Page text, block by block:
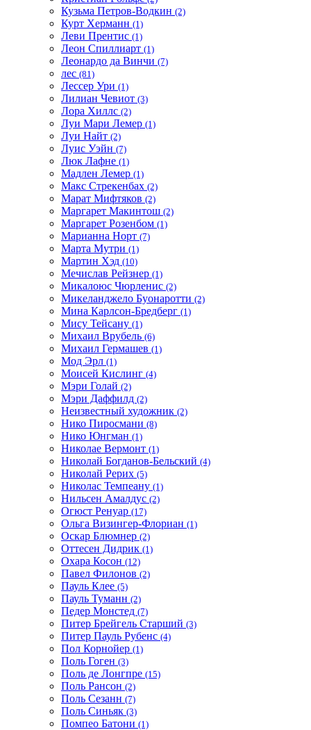
Кузьма Петров-Водкин (2)
Курт Херманн (1)
Леви Прентис (1)
Леон Спиллиарт (1)
Леонардо да Винчи (7)
лес (81)
Лессер Ури (1)
Лилиан Чевиот (3)
Лора Хиллс (2)
Луи Мари Лемер (1)
Луи Найт (2)
Луис Уэйн (7)
Люк Лафне (1)
Мадлен Лемер (1)
Макс Стрекенбах (2)
Марат Мифтяков (2)
Маргарет Макинтош (2)
Маргарет Розенбом (1)
Марианна Норт (7)
Марта Мутри (1)
Мартин Хэд (10)
Мечислав Рейзнер (1)
Микалоюс Чюрленис (2)
Микеланджело Буонаротти (2)
Мина Карлсон-Бредберг (1)
Мису Тейсану (1)
Михаил Врубель (6)
Михаил Гермашев (1)
Мод Эрл (1)
Моисей Кислинг (4)
Мэри Голай (2)
Мэри Даффилд (2)
Неизвестный художник (2)
Нико Пиросмани (8)
Нико Юнгман (1)
Николае Вермонт (1)
Николай Богданов-Бельский (4)
Николай Рерих (5)
Николас Темпеану (1)
Нильсен Амалдус (2)
Огюст Ренуар (17)
Ольга Визингер-Флориан (1)
Оскар Блюмнер (2)
Оттесен Дидрик (1)
Охара Косон (12)
Павел Филонов (2)
Пауль Клее (5)
Пауль Туманн (2)
Педер Монстед (7)
Питер Брейгель Старший (3)
Питер Пауль Рубенс (4)
Пол Корнойер (1)
Поль Гоген (3)
Поль де Лонгпре (15)
Поль Рансон (2)
Поль Сезанн (7)
Поль Синьяк (3)
Помпео Батони (1)